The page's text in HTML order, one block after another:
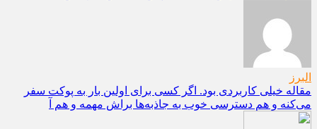
البرز
مقاله خیلی کاربردی بود. اگر کسی برای اولین بار به پوکت سفر
می‌کنه و هم دسترسی خوب به جاذبه‌ها براش مهمه و هم آ